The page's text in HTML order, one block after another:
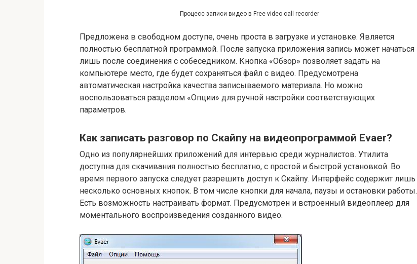
Процесс записи видео в Free video call recorder
Предложена в свободном доступе, очень проста в загрузке и установке. Является
полностью бесплатной программой. После запуска приложения запись может начаться
лишь после соединения с собеседником. Кнопка «Обзор» позволяет задать на
компьютере место, где будет сохраняться файл с видео. Предусмотрена
автоматическая настройка качества записываемого материала. Но можно
воспользоваться разделом «Опции» для ручной настройки соответствующих
параметров.
Как записать разговор по Скайпу на видеопрограммой Evaer?
Одно из популярнейших приложений для интервью среди журналистов. Утилита
доступна для скачивания полностью бесплатно, с простой и быстрой установкой. Во
время первого запуска следует разрешить доступ к Скайпу. Интерфейс содержит лишь
несколько основных кнопок. В том числе кнопки для начала, паузы и остановки работы.
Есть возможность настраивать формат. Предусмотрен и встроенный видеоплеер для
моментального воспроизведения созданного видео.